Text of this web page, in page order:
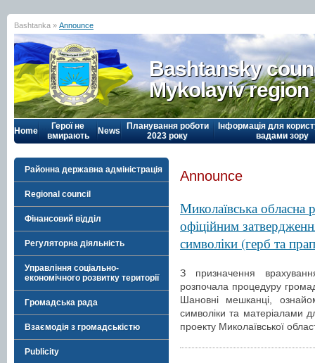
Bashtanka » Announce
Bashtansky
Mykolayiv region
Home
Герої не
вмирають
News
Планування роботи
2023 року
Інформація для
вадами зору
Районна державна адміністрація
Regional council
Фінансовий відділ
Регуляторна діяльність
Управління соціально-
економічного розвитку території
Громадська рада
Взаємодія з громадськістю
Publicity
Announce
Миколаївська
офіційним
символіки (герб та
З призначення
розпочала процедуру
Шановні мешканці,
символіки та матеріалами
проекту Миколаївської